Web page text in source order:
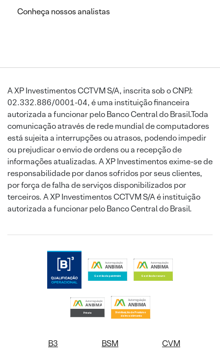
Conheça nossos analistas
A XP Investimentos CCTVM S/A, inscrita sob o CNPJ:
02.332.886/0001-04, é uma instituição financeira
autorizada a funcionar pelo Banco Central do Brasil.Toda
comunicação através de rede mundial de computadores
está sujeita a interrupções ou atrasos, podendo impedir
ou prejudicar o envio de ordens ou a recepção de
informações atualizadas. A XP Investimentos exime-se de
responsabilidade por danos sofridos por seus clientes,
por força de falha de serviços disponibilizados por
terceiros. A XP Investimentos CCTVM S/A é instituição
autorizada a funcionar pelo Banco Central do Brasil.
B3 BSM CVM